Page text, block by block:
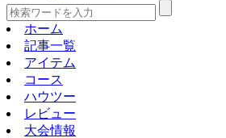
ホーム
記事一覧
アイテム
コース
ハウツー
レビュー
大会情報